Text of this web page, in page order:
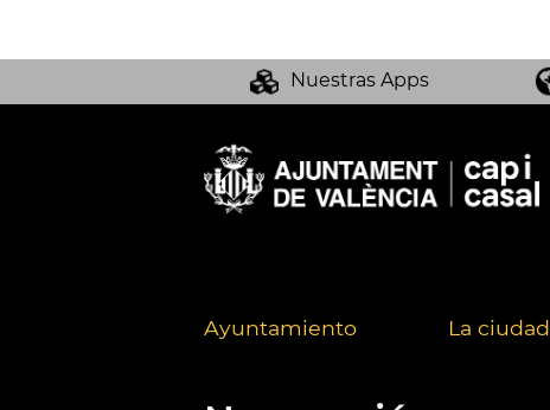
Nuestras Apps
Ayuntamiento La ciudad